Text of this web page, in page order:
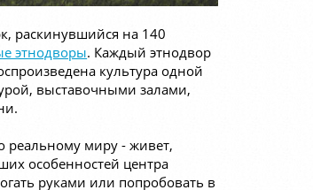
раскинувшийся на 140
этнодворы. Каждый этнодвор
культура одной
выставочными залами,
миру - живет,
особенностей центра
руками или попробовать в